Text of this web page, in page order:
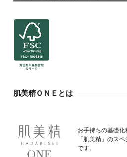
肌美精ＯＮＥとは
お手持ちの基礎化
「肌美精」のス
です。